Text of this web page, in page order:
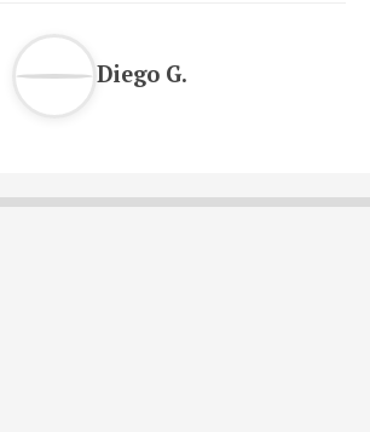
Diego G.